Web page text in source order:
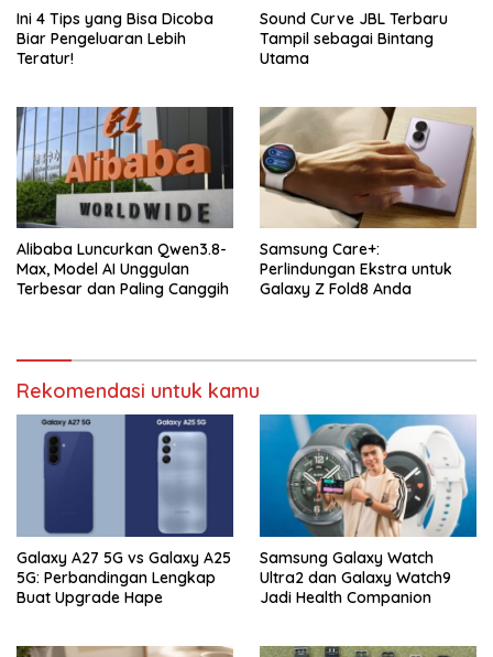
Ini 4 Tips yang Bisa Dicoba
Biar Pengeluaran Lebih
Teratur!
Sound Curve JBL Terbaru
Tampil sebagai Bintang
Utama
Alibaba Luncurkan Qwen3.8-
Max, Model AI Unggulan
Terbesar dan Paling Canggih
Samsung Care+:
Perlindungan Ekstra untuk
Galaxy Z Fold8 Anda
Rekomendasi untuk kamu
Galaxy A27 5G vs Galaxy A25
5G: Perbandingan Lengkap
Buat Upgrade Hape
Samsung Galaxy Watch
Ultra2 dan Galaxy Watch9
Jadi Health Companion